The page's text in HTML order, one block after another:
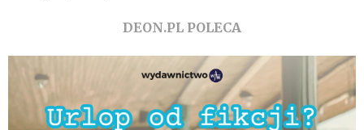
DEON.PL POLECA